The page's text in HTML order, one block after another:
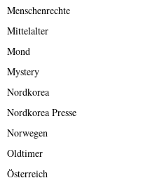
Menschenrechte
Mittelalter
Mond
Mystery
Nordkorea
Nordkorea Presse
Norwegen
Oldtimer
Österreich